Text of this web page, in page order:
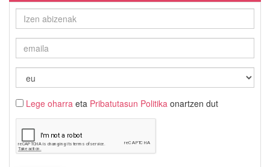
Lege oharra eta Pribatutasun Politika onartzen dut